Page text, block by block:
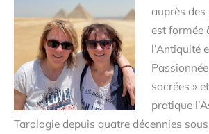
auprès
est formée
l’Antiquité
sacrées »
pratique
Tarologie depuis quatre décennies